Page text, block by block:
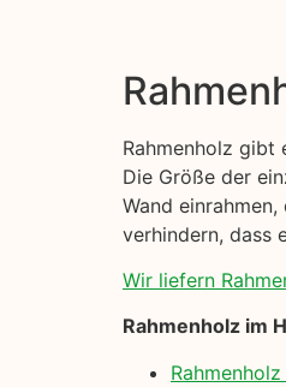
Rahmenholz gibt
Die Größe der
Wand
verhindern, dass
Wir liefern
Rahmenholz im